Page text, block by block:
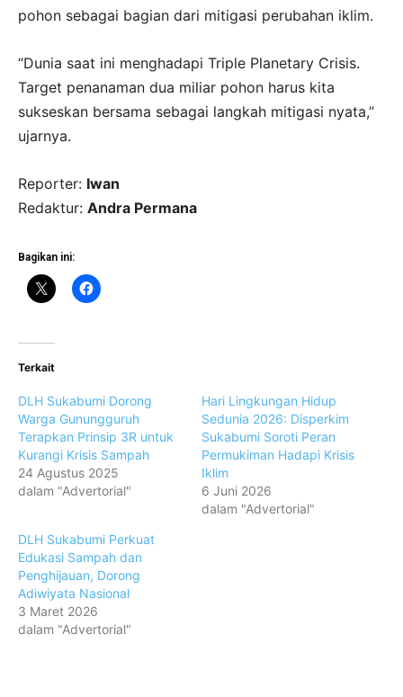
pohon sebagai bagian dari mitigasi perubahan iklim.
“Dunia saat ini menghadapi Triple Planetary Crisis.
Target penanaman dua miliar pohon harus kita
sukseskan bersama sebagai langkah mitigasi nyata,”
ujarnya.
Reporter: Iwan
Redaktur: Andra Permana
Bagikan ini:
Terkait
DLH Sukabumi Dorong
Warga Gunungguruh
Terapkan Prinsip 3R untuk
Kurangi Krisis Sampah
24 Agustus 2025
dalam "Advertorial"
Hari Lingkungan Hidup
Sedunia 2026: Disperkim
Sukabumi Soroti Peran
Permukiman Hadapi Krisis
Iklim
6 Juni 2026
dalam "Advertorial"
DLH Sukabumi Perkuat
Edukasi Sampah dan
Penghijauan, Dorong
Adiwiyata Nasional
3 Maret 2026
dalam "Advertorial"